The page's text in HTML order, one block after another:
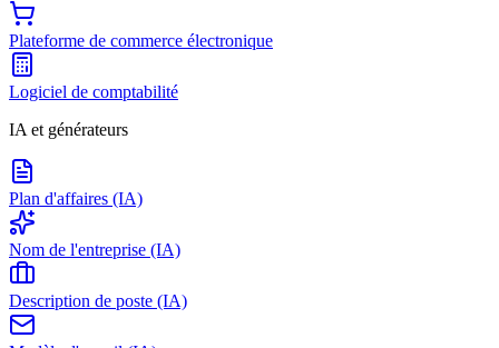
Plateforme de commerce électronique
Logiciel de comptabilité
IA et générateurs
Plan d'affaires (IA)
Nom de l'entreprise (IA)
Description de poste (IA)